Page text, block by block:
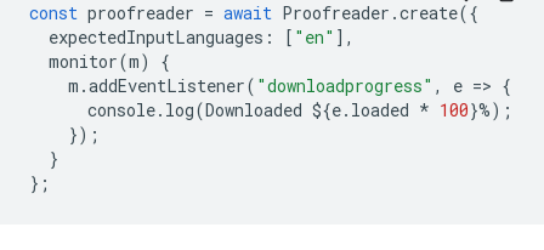
const proofreader = await Proofreader .create({
expectedInputLanguages : [ "en" ],
monitor(m)
{
m .addEventListener( "downloadprogress" , e => {
console. log(Downloaded ${e. loaded * 100}%);
});
}
};